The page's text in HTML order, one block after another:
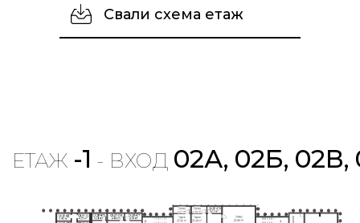
Свали схема етаж
ЕТАЖ -1 - ВХОД 02А, 02Б, 02В,